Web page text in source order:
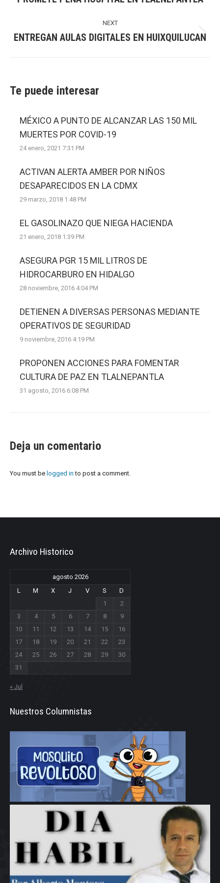
NEXT
Next
ENTREGAN AULAS DIGITALES EN HUIXQUILUCAN
Te puede interesar
MÉXICO A PUNTO DE ALCANZAR LAS 150 MIL
MUERTES POR COVID-19
24 enero, 2021 7:31 PM
ACTIVAN ALERTA AMBER POR NIÑOS
DESAPARECIDOS EN LA CDMX
29 marzo, 2018 1:48 PM
EL GASOLINAZO QUE NIEGA HACIENDA
21 enero, 2018 1:39 PM
ASEGURA PGR 15 MIL LITROS DE
HIDROCARBURO EN HIDALGO
28 noviembre, 2016 4:04 PM
DETIENEN A DIVERSAS PERSONAS MEDIANTE
OPERATIVOS DE SEGURIDAD
9 noviembre, 2016 4:19 PM
PROPONEN ACCIONES PARA FOMENTAR
CULTURA DE PAZ EN TLALNEPANTLA
31 agosto, 2016 6:08 PM
Deja un comentario
You must be logged in to post a comment.
Archivo Historico
agosto 2026
L
M X J V S
D
1
2
3
4 5 6 7 8
9
10
11 12 13 14 15
16
17
18 19 20 21 22
23
24
25 26 27 28 29
30
31
« Jul
Nuestros Columnistas